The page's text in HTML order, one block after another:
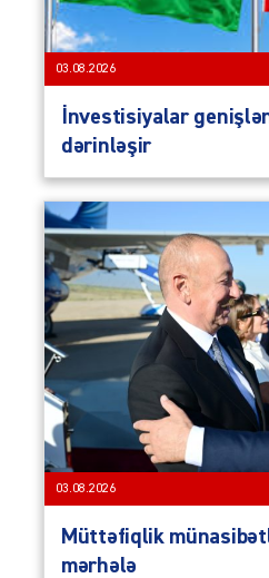
03.08.2026
İnvestisiyalar
dərinləşir
03.08.2026
Müttəfiqlik
mərhələ